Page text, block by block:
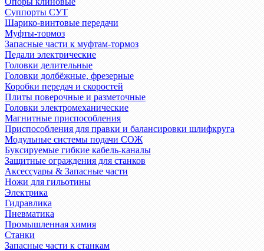
Суппорты СУТ
Шарико-винтовые передачи
Муфты-тормоз
Запасные части к муфтам-тормоз
Педали электрические
Головки делительные
Головки долбёжные, фрезерные
Коробки передач и скоростей
Плиты поверочные и разметочные
Головки электромеханические
Магнитные приспособления
Приспособления для правки и балансировки шлифкруга
Модульные системы подачи СОЖ
Буксируемые гибкие кабель-каналы
Защитные ограждения для станков
Аксессуары & Запасные части
Ножи для гильотины
Электрика
Гидравлика
Пневматика
Промышленная химия
Станки
Запасные части к станкам